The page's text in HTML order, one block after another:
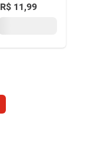
R$ 11,99